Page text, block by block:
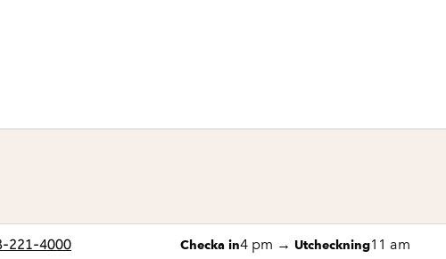
221-4000 Checka in4 pm → Utcheckning11 am